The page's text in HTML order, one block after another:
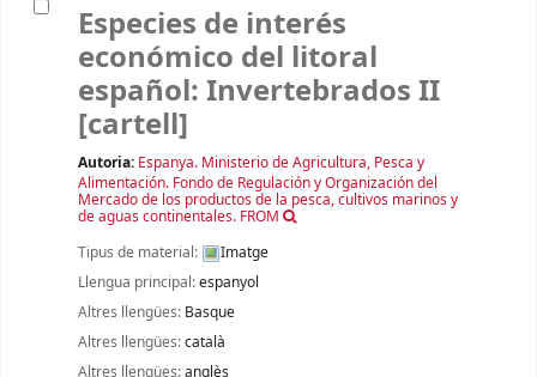
Especies de interés
económico del litoral
español: Invertebrados II
[cartell]
Autoria: Espanya. Ministerio de Agricultura, Pesca y
Alimentación. Fondo de Regulación y Organización del
Mercado de los productos de la pesca, cultivos marinos y
de aguas continentales. FROM
Tipus de material:
Imatge
Llengua principal:espanyol
Altres llengües: Basque
Altres llengües:català